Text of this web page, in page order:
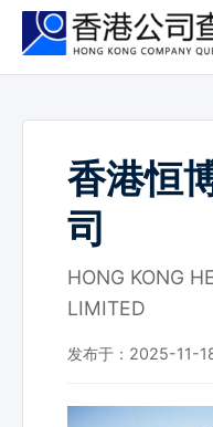
香港恒
司
HONG KONG
LIMITED
发布于：2025-11-